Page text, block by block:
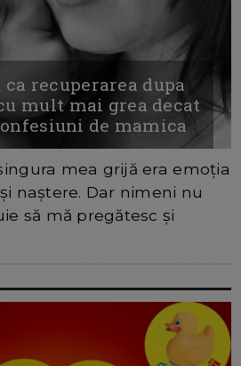
recuperarea dupa
mult mai grea decat
de mamica
mea grijă era emoția
naștere. Dar nimeni nu
să mă pregătesc și